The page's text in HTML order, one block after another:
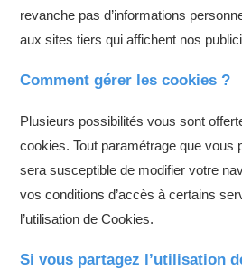
revanche pas d’informations
aux sites tiers qui affichent nos
Comment gérer les cookies ?
Plusieurs possibilités vous sont
cookies. Tout paramétrage que vous
sera susceptible de modifier votre
vos conditions d’accès à certains
l’utilisation de Cookies.
Si vous partagez l’utilisation